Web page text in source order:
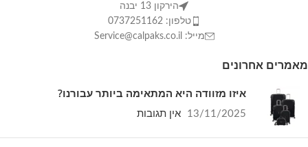
למה לקוחות בוחרים בדגם זה?
חומרי גלם עמידים לטווח ארוך ועיצוב אופנתי
שמושך את העין. פתרון אחסון וניידות מושלם
ללא פשרות בצבע שחור קלאסי, אלגנטי
הירקון 13 יבנה
טלפון: 0737251162
מייל: Service@calpaks.co.il
מאמרים אחרונים
איזו מזוודה היא המתאימה ביותר עבורנו?
13/11/2025 אין תגובות